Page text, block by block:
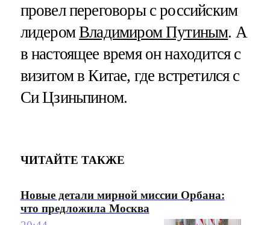
провел переговоры с российским
лидеромВладимиром Путиным. А
в настоящее время он находится с
визитом в Китае, где встретился с
Си Цзиньпином.
ЧИТАЙТЕ ТАКЖЕ
Новые детали мирной миссии Орбана:
что предложила Москва